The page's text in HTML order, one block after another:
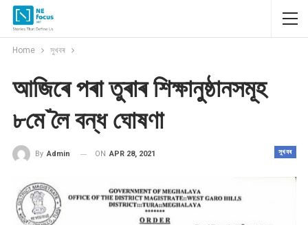
Home সুখবৰ
আজিৰে পৰা তুৰাৰ শিক্ষানুষ্ঠানসমূহ
৮মে`লৈ বন্ধ ঘোষণা
সুখবৰ
By Admin ON APR 28, 2021